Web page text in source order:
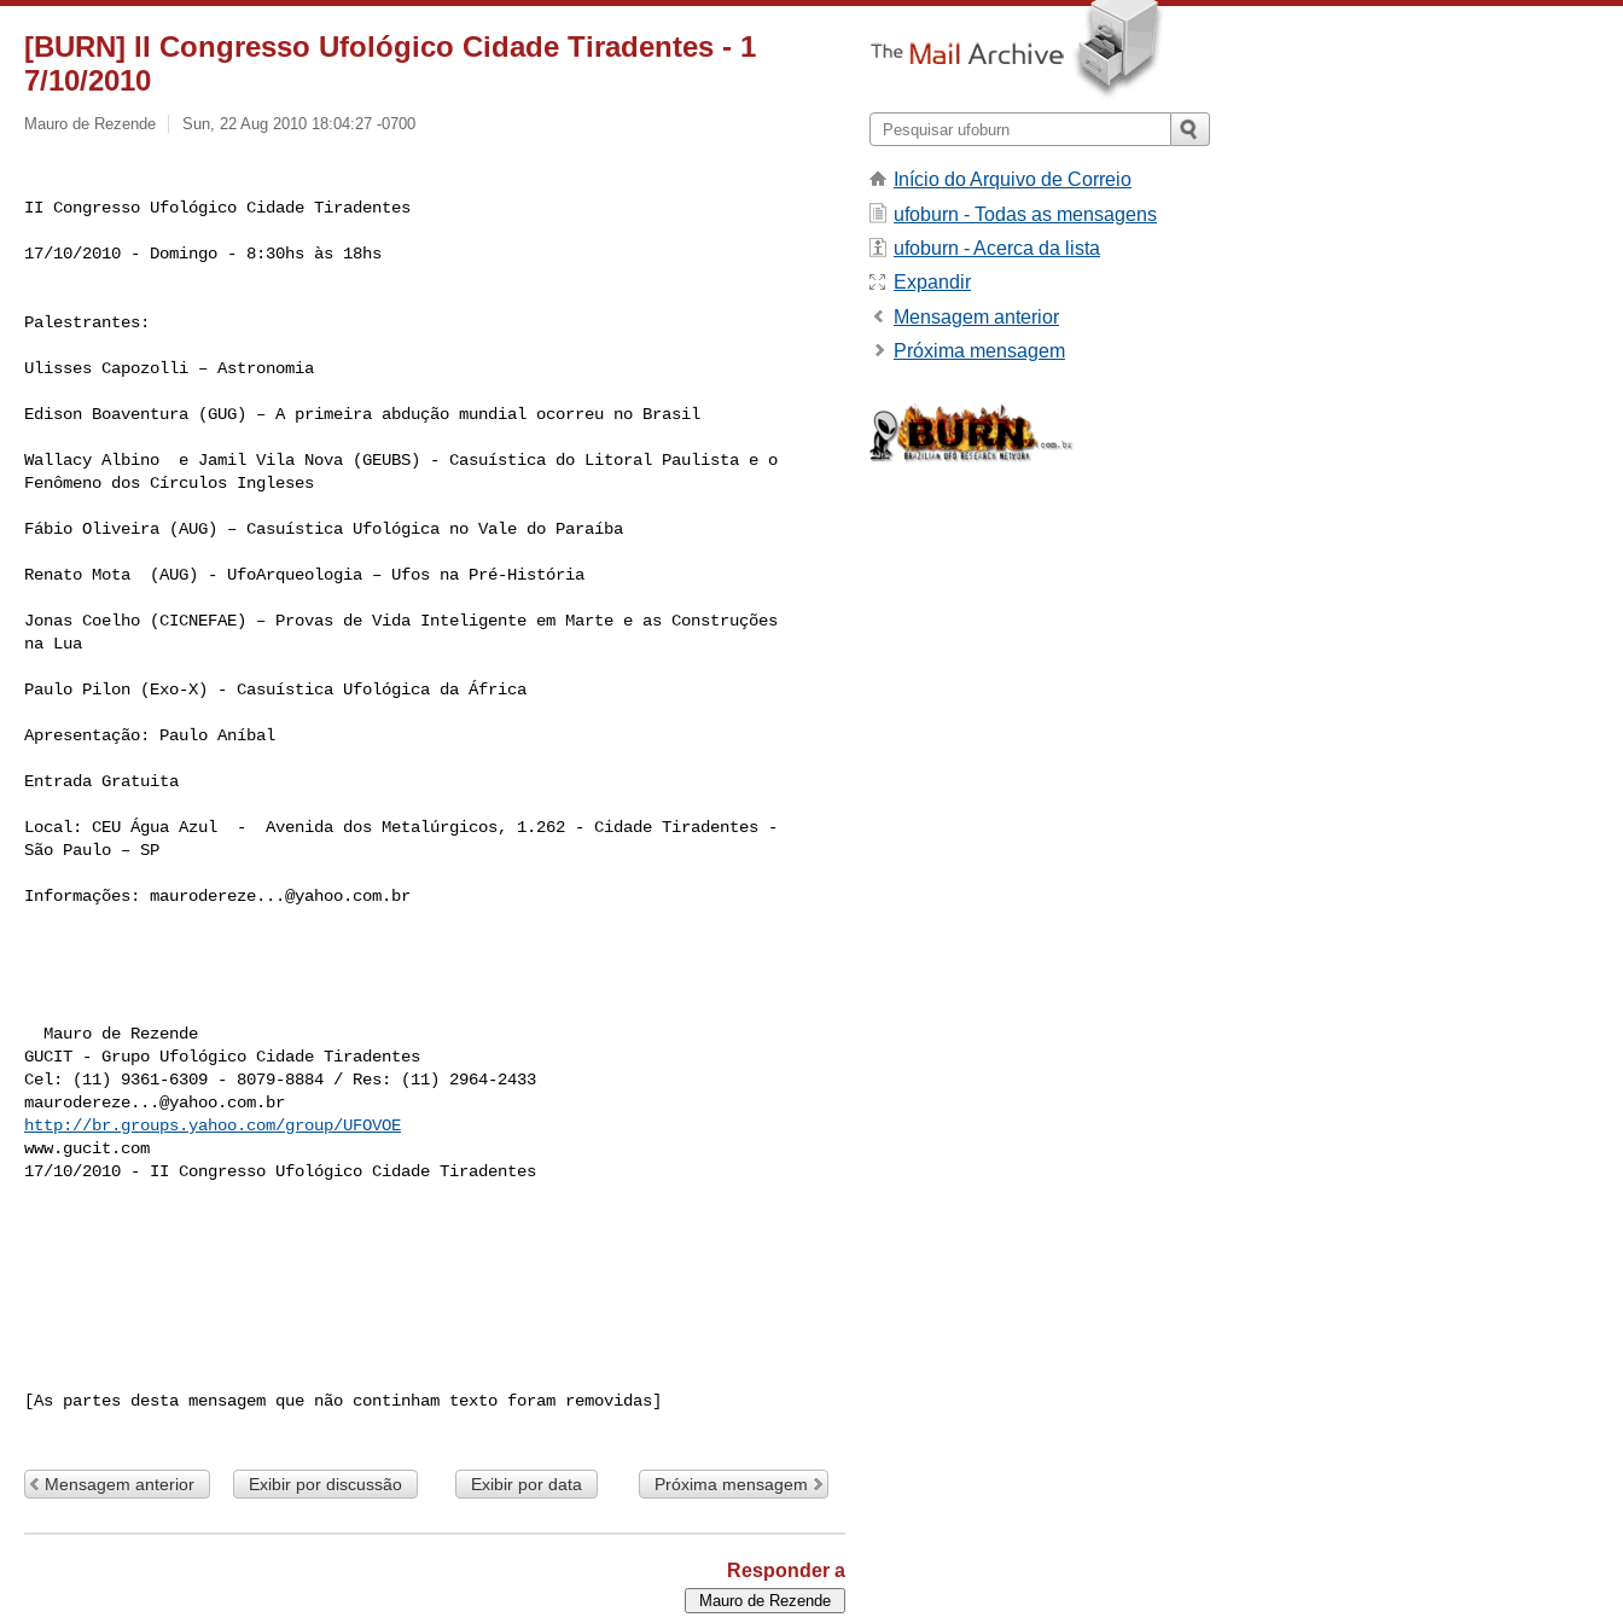
[BURN] II Congresso Ufológico Cidade Tiradentes - 1
7/10/2010
Mauro de Rezende Sun, 22 Aug 2010 18:04:27 -0700
II Congresso Ufológico Cidade Tiradentes
17/10/2010 - Domingo - 8:30hs às 18hs
Palestrantes:
Ulisses Capozolli – Astronomia
Edison Boaventura (GUG) – A primeira abdução mundial ocorreu no Brasil
Wallacy Albino  e Jamil Vila Nova (GEUBS) - Casuística do Litoral Paulista e o
Fenômeno dos Círculos Ingleses
Fábio Oliveira (AUG) – Casuística Ufológica no Vale do Paraíba
Renato Mota  (AUG) - UfoArqueologia – Ufos na Pré-História
Jonas Coelho (CICNEFAE) – Provas de Vida Inteligente em Marte e as Construções
na Lua
Paulo Pilon (Exo-X) - Casuística Ufológica da África
Apresentação: Paulo Aníbal
Entrada Gratuita
Local: CEU Água Azul  -  Avenida dos Metalúrgicos, 1.262 - Cidade Tiradentes -
São Paulo – SP
Informações: maurodereze...@yahoo.com.br
Mauro de Rezende
GUCIT - Grupo Ufológico Cidade Tiradentes
maurodereze...@yahoo.com.br
http://br.groups.yahoo.com/group/UFOVOE
www.gucit.com
17/10/2010 - II Congresso Ufológico Cidade Tiradentes
[As partes desta mensagem que não continham texto foram removidas]
Mensagem anterior Exibir por discussão Exibir por data Próxima mensagem
Responder a
Início do Arquivo de Correio
ufoburn - Todas as mensagens
ufoburn - Acerca da lista
Expandir
Mensagem anterior
Próxima mensagem